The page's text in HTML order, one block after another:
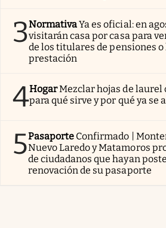
3NormativaYa es oficial: en
visitarán casa por casa para
de los titulares de pensiones o
prestación
4HogarMezclar hojas de laurel
para qué sirve y por qué ya se
5Pasaporte Confirmado |
Nuevo Laredo y Matamoros
de ciudadanos que hayan
renovación de su pasaporte